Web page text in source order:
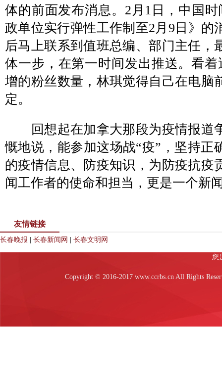
体的前面发布消息。2月1日，中国
政单位实行弹性工作制至2月9日》的
后马上联系到值班总编、部门主任，
体一步，在第一时间发出推送。看
增的粉丝数量，林琪觉得自己在电脑
定。
回想起在加拿大那段为疫情报道
慨地说，能参加这场战“疫”，坚持正
的疫情信息、防疫知识，为防疫抗疫
闻工作者的使命和担当，更是一个新
友情链接
长春晚报 长春新闻网 长春文明网
Copyright © 2016-2017 www.ccrbs.cn All